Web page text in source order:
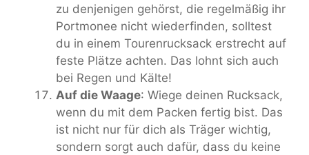
zu denjenigen gehörst, die regelmäßig ihr
Portmonee nicht wiederfinden, solltest
du in einem Tourenrucksack erstrecht auf
feste Plätze achten. Das lohnt sich auch
bei Regen und Kälte!
Auf die Waage: Wiege deinen Rucksack,
wenn du mit dem Packen fertig bist. Das
ist nicht nur für dich als Träger wichtig,
sondern sorgt auch dafür, dass du keine